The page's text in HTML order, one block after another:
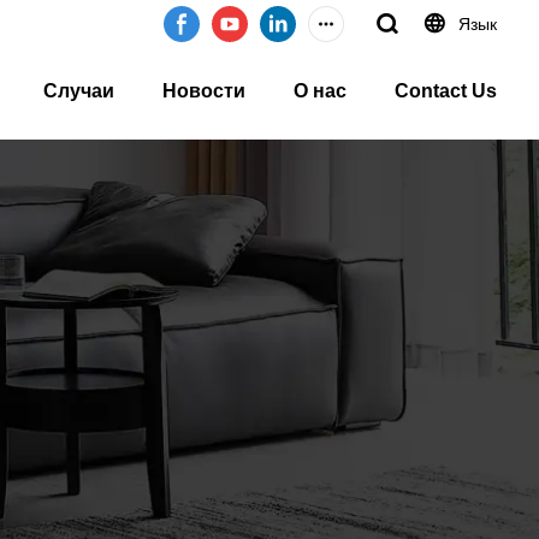
Язык
Случаи Новости О нас Contact Us